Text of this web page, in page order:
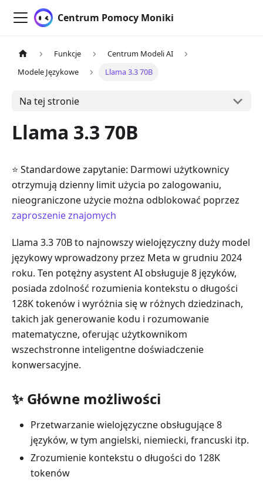
Centrum Pomocy Moniki
Funkcje
Centrum Modeli AI
Modele Językowe
Llama 3.3 70B
Na tej stronie
Llama 3.3 70B
⭐ Standardowe zapytanie: Darmowi użytkownicy
otrzymują dzienny limit użycia po zalogowaniu,
nieograniczone użycie można odblokować poprzez
zaproszenie znajomych
Llama 3.3 70B to najnowszy wielojęzyczny duży model
językowy wprowadzony przez Meta w grudniu 2024
roku. Ten potężny asystent AI obsługuje 8 języków,
posiada zdolność rozumienia kontekstu o długości
128K tokenów i wyróżnia się w różnych dziedzinach,
takich jak generowanie kodu i rozumowanie
matematyczne, oferując użytkownikom
wszechstronne inteligentne doświadczenie
konwersacyjne.
✨ Główne możliwości
Przetwarzanie wielojęzyczne obsługujące 8
języków, w tym angielski, niemiecki, francuski itp.
Zrozumienie kontekstu o długości do 128K
tokenów